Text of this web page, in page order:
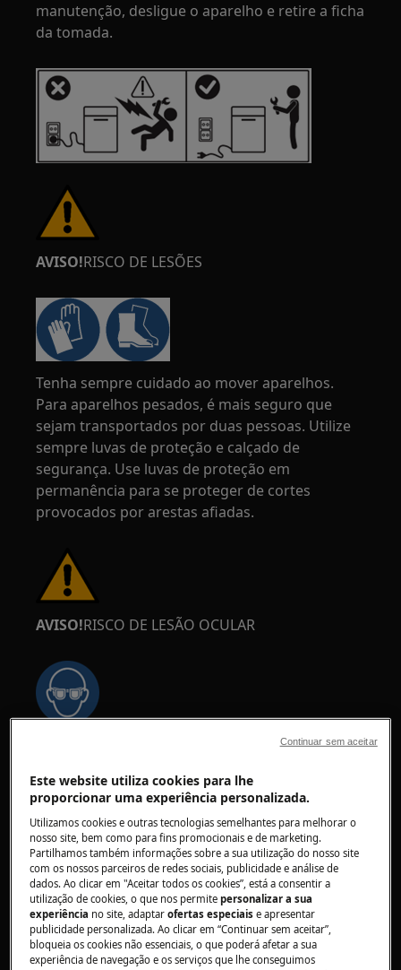
manutenção, desligue o aparelho e retire a ficha
da tomada.
AVISO!RISCO DE LESÕES
Tenha sempre cuidado ao mover aparelhos.
Para aparelhos pesados, é mais seguro que
sejam transportados por duas pessoas. Utilize
sempre luvas de proteção e calçado de
segurança. Use luvas de proteção em
permanência para se proteger de cortes
provocados por arestas afiadas.
AVISO!RISCO DE LESÃO OCULAR
Use óculos de proteção se realizar trabalhos de
AVISO!PERIGO DE ASFIXIA
Peças pequenas. Não adequado para crianças
com menos de 3 anos. Manter todas as peças
Este website utiliza cookies para lhe
proporcionar uma experiência personalizada.
Utilizamos cookies e outras tecnologias semelhantes para melhorar o
nosso site, bem como para fins promocionais e de marketing.
Partilhamos também informações sobre a sua utilização do nosso site
com os nossos parceiros de redes sociais, publicidade e análise de
dados. Ao clicar em "Aceitar todos os cookies”, está a consentir a
utilização de cookies, o que nos permitepersonalizar a sua
experiência no site, adaptarofertas especiaise apresentar
publicidade personalizada. Ao clicar em “Continuar sem aceitar”,
bloqueia os cookies não essenciais, o que poderá afetar a sua
experiência de navegação e os serviços que lhe conseguimos
Continuar sem aceitar